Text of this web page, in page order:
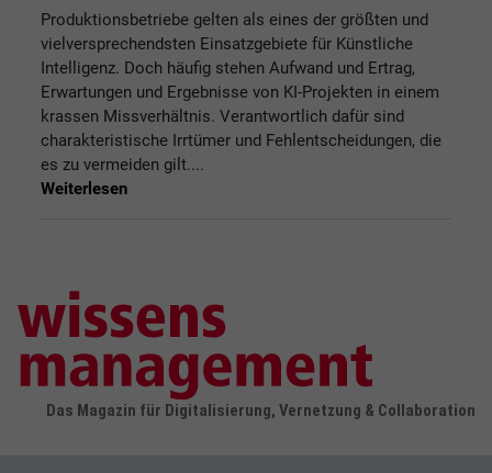
Produktionsbetriebe gelten als eines der größten und
vielversprechendsten Einsatzgebiete für Künstliche
Intelligenz. Doch häufig stehen Aufwand und Ertrag,
Erwartungen und Ergebnisse von KI-Projekten in einem
krassen Missverhältnis. Verantwortlich dafür sind
charakteristische Irrtümer und Fehlentscheidungen, die
es zu vermeiden gilt....
Weiterlesen
Das Magazin für Digitalisierung, Vernetzung & Collaboration